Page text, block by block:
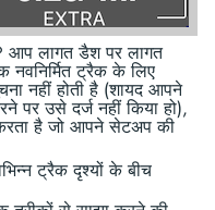
आप लागत डैश पर लागत
नवनिर्मित ट्रैक के लिए
नहीं होती है (शायद आपने
पर उसे दर्ज नहीं किया हो),
करता है जो आपने सेटअप की
ट्रैक दृश्यों के बीच